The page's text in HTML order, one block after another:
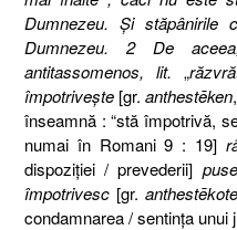
Dumnezeu. Şi
Dumnezeu. 2 De
antitassomenos, lit. „
împotriveşte [gr.anthestēken
înseamnă :“stă împotrivă,
numai în Romani 9 : 19]
dispoziţiei / prevederii]
împotrivesc [gr.
condamnarea /sentinţa unui